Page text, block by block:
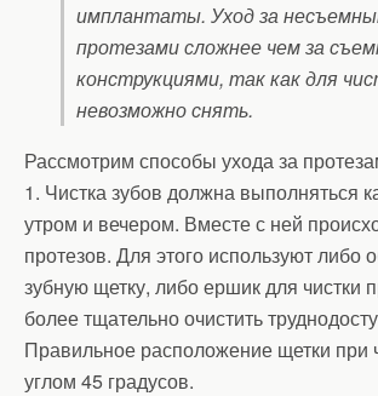
имплантаты. Уход за
протезами сложнее чем за
конструкциями, так как для
невозможно снять.
Рассмотрим способы ухода за
1. Чистка зубов должна выполняться
утром и вечером. Вместе с ней
протезов. Для этого используют либо
зубную щетку, либо ершик для чистки
более тщательно очистить
Правильное расположение щетки при
углом 45 градусов.